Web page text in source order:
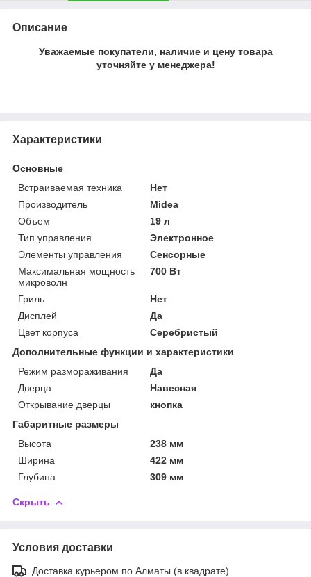
Описание
Уважаемые покупатели, наличие и цену товара
уточняйте у менеджера!
Характеристики
Основные
Встраиваемая техника
Нет
Производитель
Midea
Объем
19 л
Тип управления
Электронное
Элементы управления
Сенсорные
Максимальная мощность
микроволн
700 Вт
Гриль
Нет
Дисплей
Да
Цвет корпуса
Серебристый
Дополнительные функции и характеристики
Режим размораживания
Да
Дверца
Навесная
Открывание дверцы
кнопка
Габаритные размеры
Высота
238 мм
Ширина
422 мм
Глубина
309 мм
Скрыть
Условия доставки
Доставка курьером по Алматы (в квадрате)